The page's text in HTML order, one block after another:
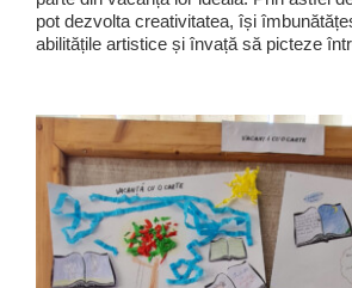
pot dezvolta creativitatea, își
abilitățile artistice și învață să picteze